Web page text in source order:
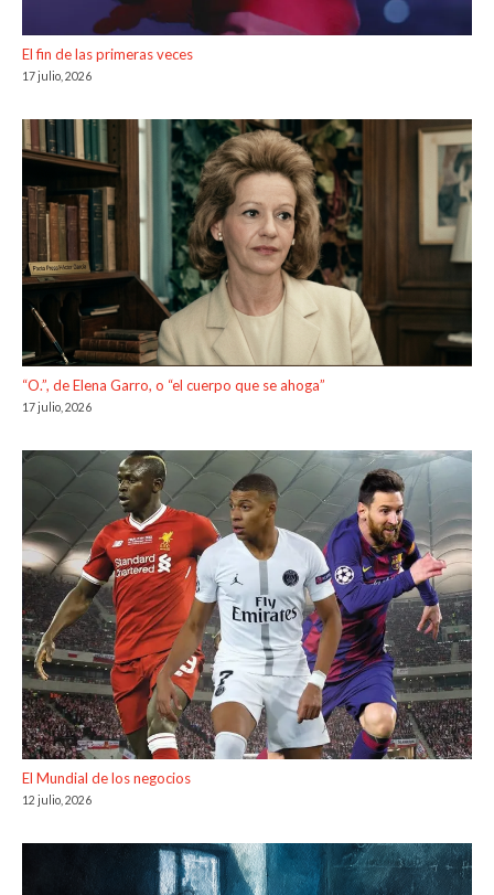
El fin de las primeras veces
17 julio, 2026
“O.”, de Elena Garro, o “el cuerpo que se ahoga”
17 julio, 2026
El Mundial de los negocios
12 julio, 2026